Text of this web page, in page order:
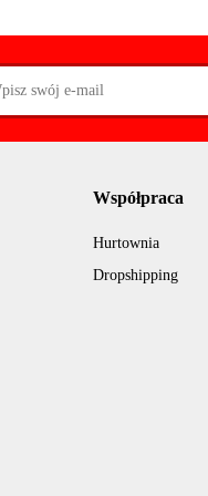
Współpraca
Hurtownia
Dropshipping